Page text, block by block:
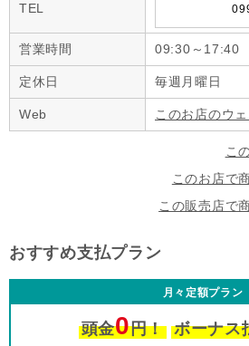
TEL
営業時間 09:30～17:40
定休日 毎週月曜日
Web このお店のウ
こ
このお店で
この販売店で
おすすめ支払プラン
月々定額プラン
頭金0円！ ボーナス